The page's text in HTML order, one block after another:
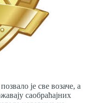
је све возаче, а
саобраћајних